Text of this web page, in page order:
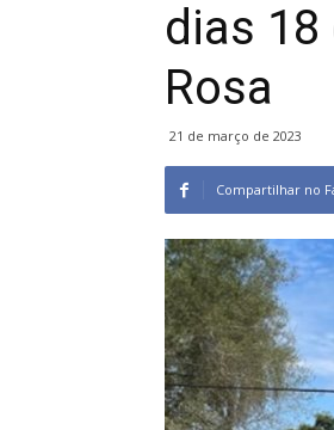
dias 18
Rosa
21 de março de 2023
Compartilhar no